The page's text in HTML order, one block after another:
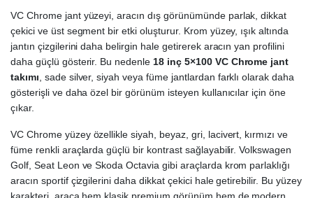
VC Chrome jant yüzeyi, aracın dış görünümünde parlak, dikkat
çekici ve üst segment bir etki oluşturur. Krom yüzey, ışık altında
jantın çizgilerini daha belirgin hale getirerek aracın yan profilini
daha güçlü gösterir. Bu nedenle 18 inç 5×100 VC Chrome jant
takımı , sade silver, siyah veya füme jantlardan farklı olarak daha
gösterişli ve daha özel bir görünüm isteyen kullanıcılar için öne
çıkar.
VC Chrome yüzey özellikle siyah, beyaz, gri, lacivert, kırmızı ve
füme renkli araçlarda güçlü bir kontrast sağlayabilir. Volkswagen
Golf, Seat Leon ve Skoda Octavia gibi araçlarda krom parlaklığı
aracın sportif çizgilerini daha dikkat çekici hale getirebilir. Bu yüzey